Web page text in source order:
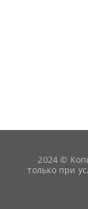
2024 ©
только при